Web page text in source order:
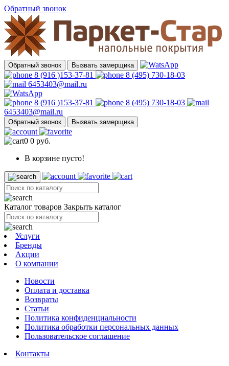
Обратный звонок
Обратный звонок Вызвать замерщика
8 (916 )153-37-81
8 (495) 730-18-03
6453403@mail.ru
8 (916 )153-37-81
8 (495) 730-18-03
6453403@mail.ru
Обратный звонок Вызвать замерщика
0 0 руб.
В корзине пусто!
Каталог товаров Закрыть каталог
Услуги
Бренды
Акции
О компании
Новости
Оплата и доставка
Возвраты
Статьи
Политика конфиденциальности
Политика обработки персональных данных
Пользовательское соглашение
Контакты